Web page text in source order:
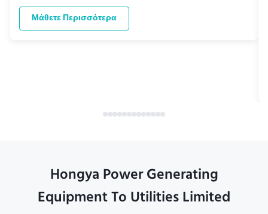
Μάθετε Περισσότερα
Hongya Power Generating
Equipment To Utilities Limited